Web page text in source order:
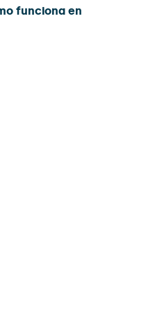
funciona en